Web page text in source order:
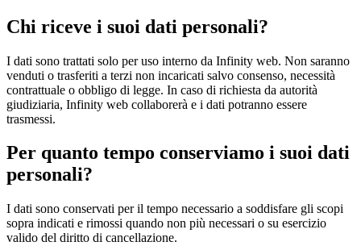
Chi riceve i suoi dati personali?
I dati sono trattati solo per uso interno da Infinity web. Non saranno
venduti o trasferiti a terzi non incaricati salvo consenso, necessità
contrattuale o obbligo di legge. In caso di richiesta da autorità
giudiziaria, Infinity web collaborerà e i dati potranno essere
trasmessi.
Per quanto tempo conserviamo i suoi dati
personali?
I dati sono conservati per il tempo necessario a soddisfare gli scopi
sopra indicati e rimossi quando non più necessari o su esercizio
valido del diritto di cancellazione.